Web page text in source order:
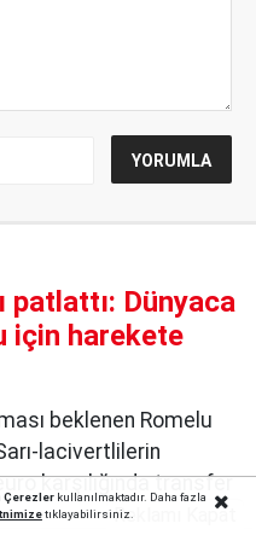
patlattı: Dünyaca
için harekete
beklenen Romelu
lacivertlilerin
karşılığında transfer
Çerezlerkullanılmaktadır. Daha fazla
tıklayabilirsiniz.Reklamı Kapat